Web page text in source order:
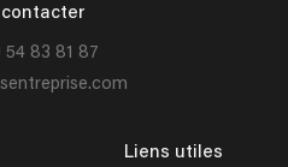
contacter
54 83 81 87
Liens utiles